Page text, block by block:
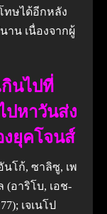
ทษได้อีกหลัง
าน เนื่องจากผู้
กินไปที่
ปหาวันส่ง
งยุคโจนส์
โก้, ซาลิซู, เพ
(อาริโบ, เอช-
เจเนโป